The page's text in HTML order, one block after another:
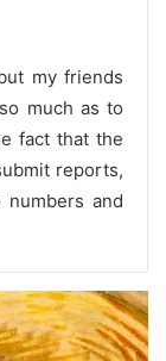
my friends
much as to
fact that the
reports,
numbers and